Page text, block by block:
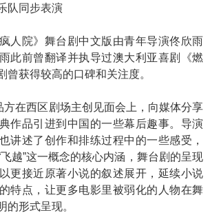
同步表演
院》舞台剧中文版由青年导演佟欣雨
此前曾翻译并执导过澳大利亚喜剧《燃
曾获得较高的口碑和关注度。
在西区剧场主创见面会上，向媒体分享
作品引进到中国的一些幕后趣事。导演
讲述了创作和排练过程中的一些感受，
越”这一概念的核心内涵，舞台剧的呈现
更接近原著小说的叙述展开，延续小说
特点，让更多电影里被弱化的人物在舞
的形式呈现。